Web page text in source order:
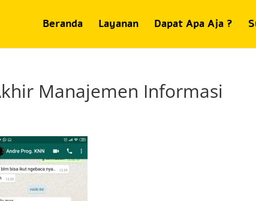
Beranda Layanan Dapat Apa Aja ?
Manajemen Informasi